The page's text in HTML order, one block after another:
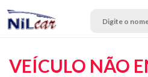
VEÍCULO NÃO